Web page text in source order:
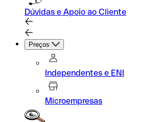
Dúvidas e Apoio ao Cliente
Preços
Independentes e ENI
Microempresas